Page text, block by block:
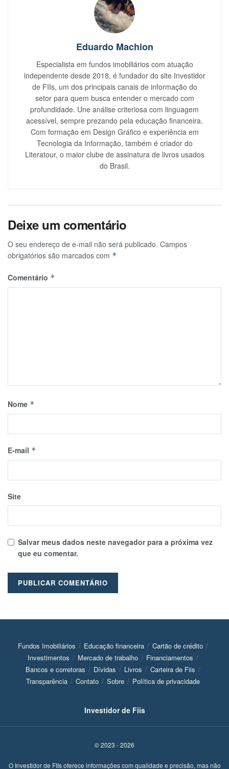
Eduardo Machion
Especialista em fundos imobiliários com atuação
independente desde 2018, é fundador do site Investidor
de FIIs, um dos principais canais de informação do
setor para quem busca entender o mercado com
profundidade. Une análise criteriosa com linguagem
acessível, sempre prezando pela educação financeira.
Com formação em Design Gráfico e experiência em
Tecnologia da Informação, também é criador do
Literatour, o maior clube de assinatura de livros usados
do Brasil.
Deixe um comentário
O seu endereço de e-mail não será publicado. Campos
obrigatórios são marcados com *
Comentário *
Nome *
E-mail *
Site
Salvar meus dados neste navegador para a próxima vez
que eu comentar.
Fundos Imobiliários Educação financeira
Cartão de crédito
Investimentos
Mercado de trabalho
Financiamentos
Bancos e corretoras
Dívidas Livros
Carteira de Fiis
Transparência
Contato Sobre Política de privacidade
Investidor de Fiis
© 2023 - 2026
O Investidor de FIIs oferece informações com qualidade e precisão, mas não